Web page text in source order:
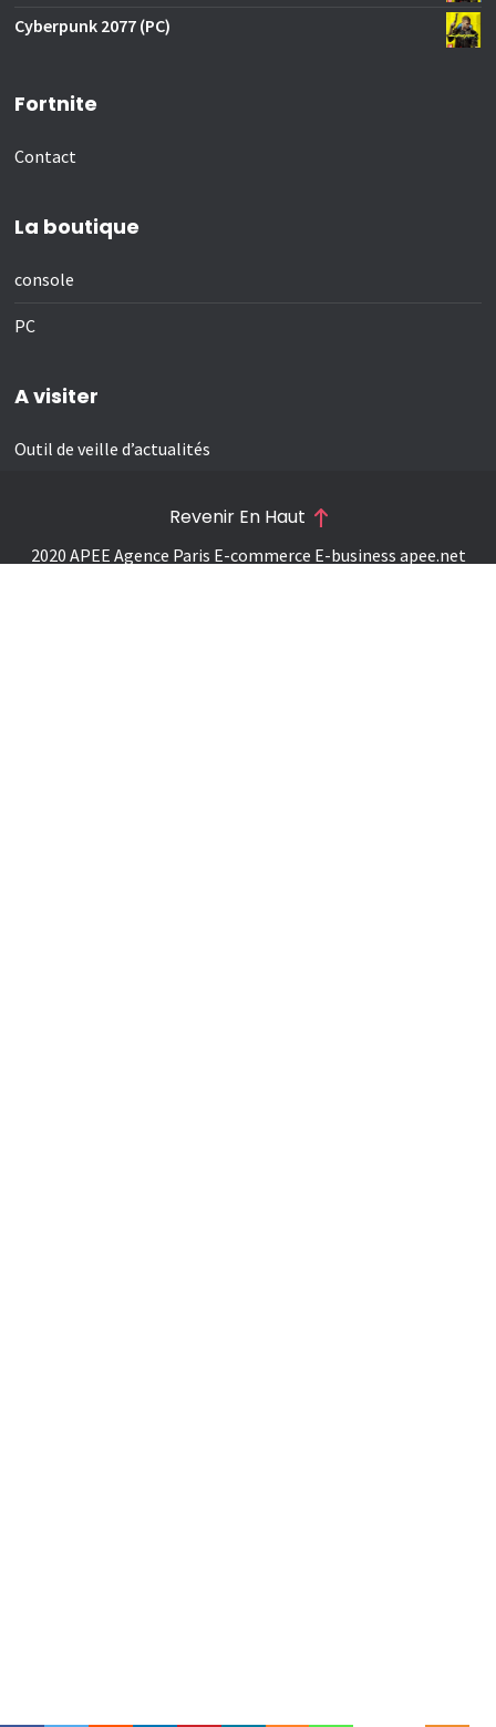
Cyberpunk 2077 (PC)
Fortnite
Contact
La boutique
console
PC
A visiter
Outil de veille d’actualités
2020 APEE Agence Paris E-commerce E-business apee.net
Revenir En Haut